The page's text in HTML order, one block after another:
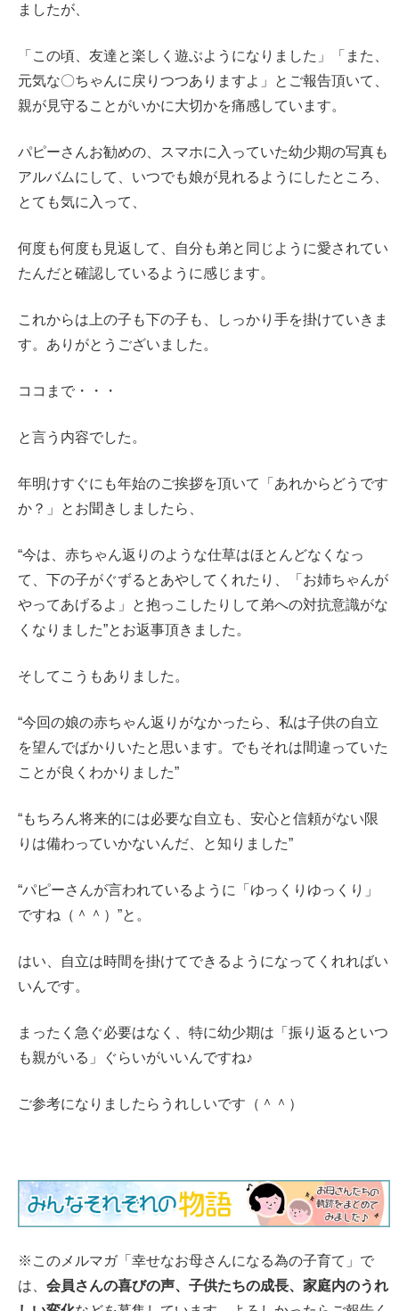
ましたが、
「この頃、友達と楽しく遊ぶようになりました」「また、
元気な〇ちゃんに戻りつつありますよ」とご報告頂いて、
親が見守ることがいかに大切かを痛感しています。
パピーさんお勧めの、スマホに入っていた幼少期の写真も
アルバムにして、いつでも娘が見れるようにしたところ、
とても気に入って、
何度も何度も見返して、自分も弟と同じように愛されてい
たんだと確認しているように感じます。
これからは上の子も下の子も、しっかり手を掛けていきま
す。ありがとうございました。
ココまで・・・
と言う内容でした。
年明けすぐにも年始のご挨拶を頂いて「あれからどうです
か？」とお聞きしましたら、
“今は、赤ちゃん返りのような仕草はほとんどなくなっ
て、下の子がぐずるとあやしてくれたり、「お姉ちゃんが
やってあげるよ」と抱っこしたりして弟への対抗意識がな
くなりました”とお返事頂きました。
そしてこうもありました。
“今回の娘の赤ちゃん返りがなかったら、私は子供の自立
を望んでばかりいたと思います。でもそれは間違っていた
ことが良くわかりました”
“もちろん将来的には必要な自立も、安心と信頼がない限
りは備わっていかないんだ、と知りました”
“パピーさんが言われているように「ゆっくりゆっくり」
ですね（＾＾）”と。
はい、自立は時間を掛けてできるようになってくれればい
いんです。
まったく急ぐ必要はなく、特に幼少期は「振り返るといつ
も親がいる」ぐらいがいいんですね♪
ご参考になりましたらうれしいです（＾＾）
※このメルマガ「幸せなお母さんになる為の子育て」で
は、 会員さんの喜びの声、子供たちの成長、家庭内のうれ